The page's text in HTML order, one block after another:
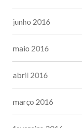
junho 2016
maio 2016
abril 2016
março 2016